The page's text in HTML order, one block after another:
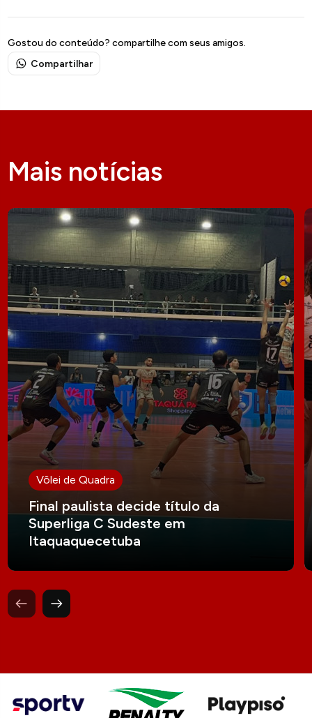
Gostou do conteúdo? compartilhe com seus amigos.
Compartilhar
Mais notícias
Vôlei de Quadra
Final paulista decide título da
Superliga C Sudeste em
Itaquaquecetuba